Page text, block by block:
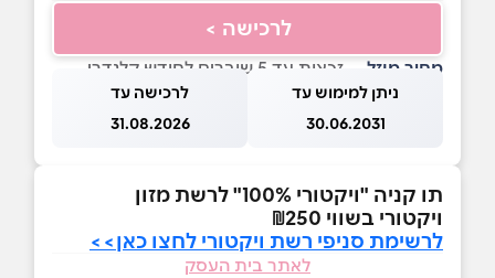
לרכישה >
מחיר מוזל — זכאות עד 5 שוברים לחודש קלנדרי
ניתן למימוש עד
30.06.2031
לרכישה עד
31.08.2026
תו קניה "ויקטורי 100%" לרשת מזון
ויקטורי בשווי ₪250
לרשימת סניפי רשת ויקטורי לחצו כאן>>
לאתר בית העסק